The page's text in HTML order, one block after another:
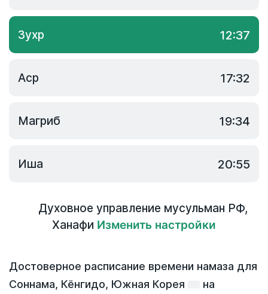
Зухр 12:37
Аср 17:32
Магриб 19:34
Иша 20:55
Духовное управление мусульман РФ,
Ханафи Изменить настройки
Достоверное расписание времени намаза для
Соннама, Кёнгидо, Южная Корея
на